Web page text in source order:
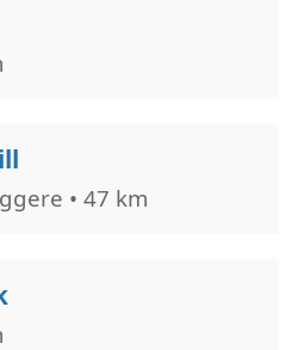
• 47 km